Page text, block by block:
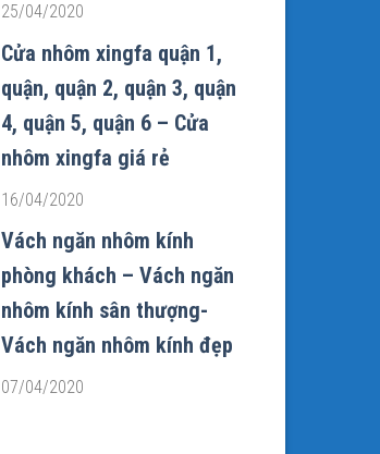
25/04/2020
Cửa nhôm xingfa quận 1,
quận, quận 2, quận 3, quận
4, quận 5, quận 6 – Cửa
nhôm xingfa giá rẻ
16/04/2020
Vách ngăn nhôm kính
phòng khách – Vách ngăn
nhôm kính sân thượng-
Vách ngăn nhôm kính đẹp
07/04/2020